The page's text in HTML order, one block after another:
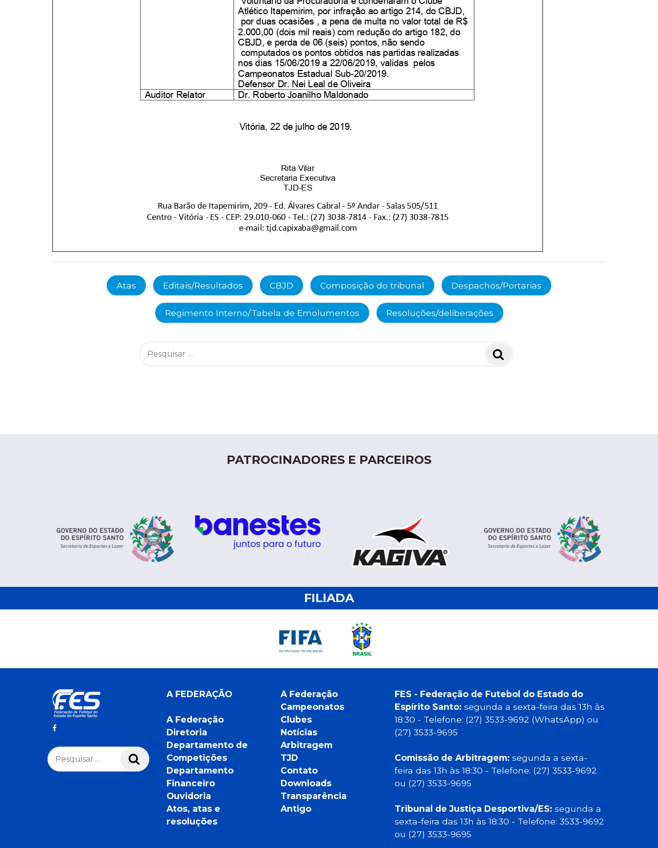
Atas Editais/Resultados CBJD Composição do tribunal Despachos/Portarias
Regimento Interno/Tabela de Emolumentos Resoluções/deliberações
Pesquisar
por:
Pesquisar
PATROCINADORES E PARCEIROS
FILIADA
Pesquisar
por:
Pesquisar
A FEDERAÇÃO
A Federação
Diretoria
Departamento de
Competições
Departamento
Financeiro
Ouvidoria
Atos, atas e
resoluções
A Federação
Campeonatos
Clubes
Notícias
Arbitragem
TJD
Contato
Downloads
Transparência
Antigo
FES - Federação de Futebol do Estado do
Espírito Santo: segunda a sexta-feira das 13h às
18:30 - Telefone: (27) 3533-9692 (WhatsApp) ou
(27) 3533-9695
Comissão de Arbitragem: segunda a sexta-
feira das 13h às 18:30 - Telefone: (27) 3533-9692
ou (27) 3533-9695
Tribunal de Justiça Desportiva/ES: segunda a
sexta-feira das 13h às 18:30 - Telefone: 3533-9692
ou (27) 3533-9695